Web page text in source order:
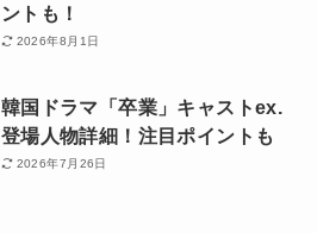
ントも！
2026年8月1日
韓国ドラマ「卒業」キャストex.
登場人物詳細！注目ポイントも
2026年7月26日